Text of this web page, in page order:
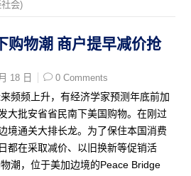
会)
购物潮 商户提早减价抢
18 日 0 Comments
频频上升，有经济学家预测年底前加
大批安省省民南下美国购物。在刚过
境通关大排长龙。为了保住本国消费
都在采取减价、以旧换新等促销活
潮，位于美加边境的Peace Bridge